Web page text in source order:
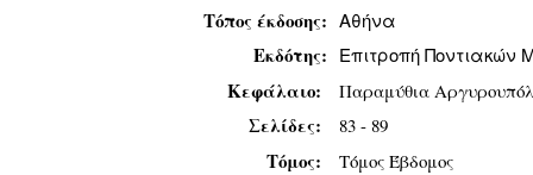
Τόπος έκδοσης: Αθήνα
Εκδότης: Επιτροπή Ποντιακών
Κεφάλαιο: Παραμύθια
Σελίδες: 83 - 89
Τόμος: Τόμος Έβδομος